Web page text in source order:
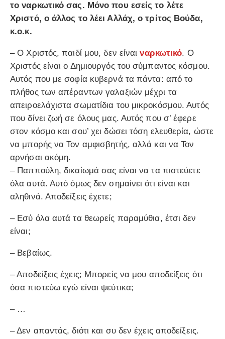
το ναρκωτικό σας. Μόνο που εσείς το λέτε
Χριστό, ο άλλος το λέει Αλλάχ, ο τρίτος Βούδα,
κ.ο.κ.
– Ο Χριστός, παιδί μου, δεν είναιναρκωτικό. Ο
Χριστός είναι ο Δημιουργός του σύμπαντος κόσμου.
Αυτός που με σοφία κυβερνά τα πάντα: από το
πλήθος των απέραντων γαλαξιών μέχρι τα
απειροελάχιστα σωματίδια του μικροκόσμου. Αυτός
που δίνει ζωή σε όλους μας. Αυτός που σ’ έφερε
στον κόσμο και σου’ χει δώσει τόση ελευθερία, ώστε
να μπορής να Τον αμφισβητής, αλλά και να Τον
αρνήσαι ακόμη.
– Παππούλη, δικαίωμά σας είναι να τα πιστεύετε
όλα αυτά. Αυτό όμως δεν σημαίνει ότι είναι και
αληθινά. Αποδείξεις έχετε;
– Εσύ όλα αυτά τα θεωρείς παραμύθια, έτσι δεν
είναι;
– Βεβαίως.
– Αποδείξεις έχεις; Μπορείς να μου αποδείξεις ότι
όσα πιστεύω εγώ είναι ψεύτικα;
– …
– Δεν απαντάς, διότι και συ δεν έχεις αποδείξεις.